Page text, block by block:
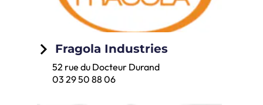
Fragola Industries
52 rue du Docteur Durand
03 29 50 88 06
keyboard_arrow_right